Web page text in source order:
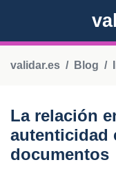
validar.es Blog
La relación
autenticidad
documentos